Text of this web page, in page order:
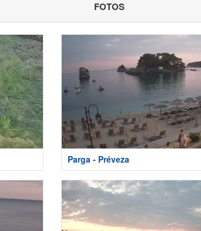
FOTOS
Parga - Préveza